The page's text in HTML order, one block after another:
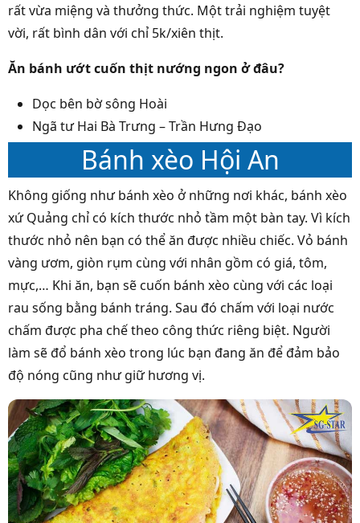
rất vừa miệng và thưởng thức. Một trải nghiệm tuyệt
vời, rất bình dân với chỉ 5k/xiên thịt.
Ăn bánh ướt cuốn thịt nướng ngon ở đâu?
Dọc bên bờ sông Hoài
Ngã tư Hai Bà Trưng – Trần Hưng Đạo
Bánh xèo Hội An
Không giống như bánh xèo ở những nơi khác, bánh xèo
xứ Quảng chỉ có kích thước nhỏ tầm một bàn tay. Vì kích
thước nhỏ nên bạn có thể ăn được nhiều chiếc. Vỏ bánh
vàng ươm, giòn rụm cùng với nhân gồm có giá, tôm,
mực,… Khi ăn, bạn sẽ cuốn bánh xèo cùng với các loại
rau sống bằng bánh tráng. Sau đó chấm với loại nước
chấm được pha chế theo công thức riêng biệt. Người
làm sẽ đổ bánh xèo trong lúc bạn đang ăn để đảm bảo
độ nóng cũng như giữ hương vị.